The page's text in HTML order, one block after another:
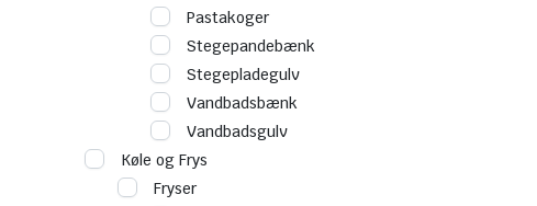
Pastakoger
Stegepandebænk
Stegepladegulv
Vandbadsbænk
Vandbadsgulv
Køle og Frys
Fryser